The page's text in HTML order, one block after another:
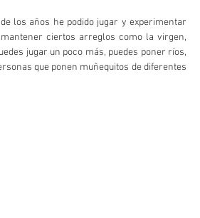
los años he podido jugar y experimentar
ciertos arreglos como la virgen,
jugar un poco más, puedes poner ríos,
que ponen muñequitos de diferentes